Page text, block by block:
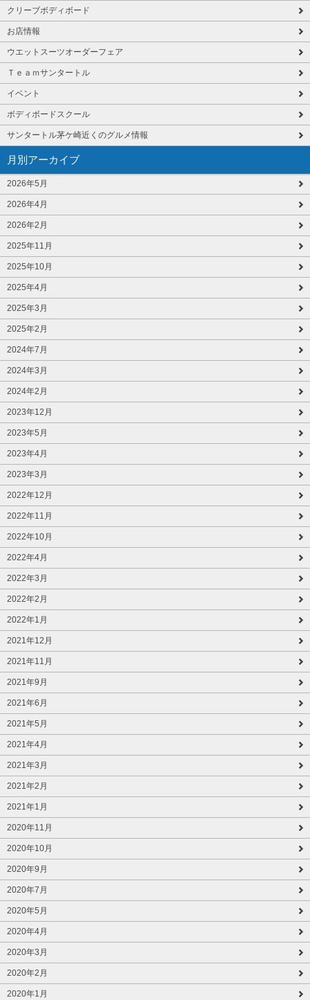
クリーブボディボード
お店情報
ウエットスーツオーダーフェア
Ｔｅａｍサンタートル
イベント
ボディボードスクール
サンタートル茅ケ崎近くのグルメ情報
月別アーカイブ
2026年5月
2026年4月
2026年2月
2025年11月
2025年10月
2025年4月
2025年3月
2025年2月
2024年7月
2024年3月
2024年2月
2023年12月
2023年5月
2023年4月
2023年3月
2022年12月
2022年11月
2022年10月
2022年4月
2022年3月
2022年2月
2022年1月
2021年12月
2021年11月
2021年9月
2021年6月
2021年5月
2021年4月
2021年3月
2021年2月
2021年1月
2020年11月
2020年10月
2020年9月
2020年7月
2020年5月
2020年4月
2020年3月
2020年2月
2020年1月